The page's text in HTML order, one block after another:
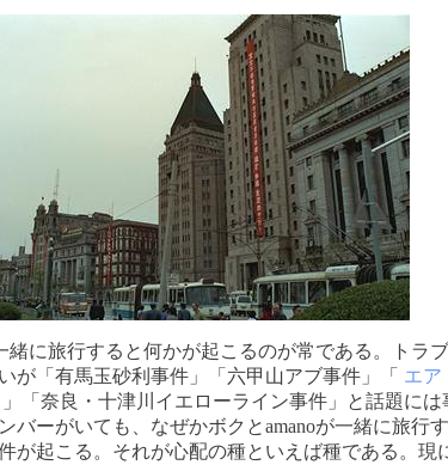
緒に旅行すると何かが起こるのが常である。トラ
が「有馬玉砂利事件」「六甲山アブ事件」「 エア
」「奈良・十津川イエローライン事件」と話題には
バーがいても、なぜかボクとamanoが一緒に旅行
が起こる。それが心配の種といえば種である。現